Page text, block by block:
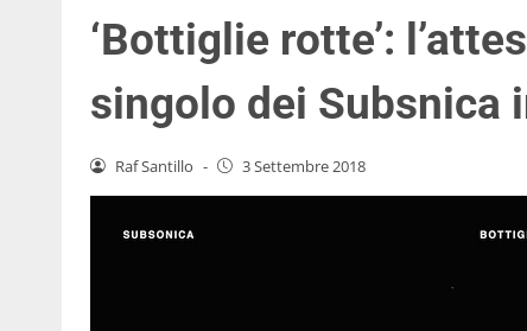
‘Bottiglie rotte’:
singolo dei Subsnica
Raf Santillo - 3 Settembre 2018